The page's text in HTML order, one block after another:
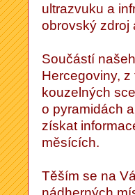
ultrazvuku a
obrovský zdroj
Součástí
Hercegoviny,
kouzelných
o pyramidách
získat
měsících.
Těším se na